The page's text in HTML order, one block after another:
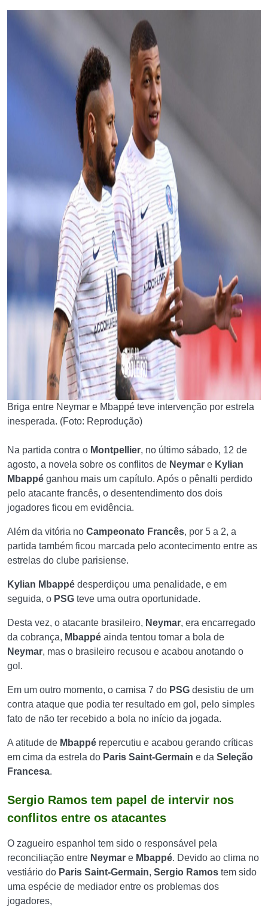
Briga entre Neymar e Mbappé teve intervenção por estrela
inesperada. (Foto: Reprodução)
Na partida contra o Montpellier, no último sábado, 12 de
agosto, a novela sobre os conflitos de Neymar e Kylian
Mbappé ganhou mais um capítulo. Após o pênalti perdido
pelo atacante francês, o desentendimento dos dois
jogadores ficou em evidência.
Além da vitória no Campeonato Francês, por 5 a 2, a
partida também ficou marcada pelo acontecimento entre as
estrelas do clube parisiense.
Kylian Mbappé desperdiçou uma penalidade, e em
seguida, o PSG teve uma outra oportunidade.
Desta vez, o atacante brasileiro, Neymar, era encarregado
da cobrança, Mbappé ainda tentou tomar a bola de
Neymar, mas o brasileiro recusou e acabou anotando o
gol.
Em um outro momento, o camisa 7 do PSG desistiu de um
contra ataque que podia ter resultado em gol, pelo simples
fato de não ter recebido a bola no início da jogada.
A atitude de Mbappé repercutiu e acabou gerando críticas
em cima da estrela do Paris Saint-Germain e da Seleção
Francesa.
Sergio Ramos tem papel de intervir nos
conflitos entre os atacantes
O zagueiro espanhol tem sido o responsável pela
reconciliação entre Neymar e Mbappé. Devido ao clima no
vestiário do Paris Saint-Germain, Sergio Ramos tem sido
uma espécie de mediador entre os problemas dos
jogadores,